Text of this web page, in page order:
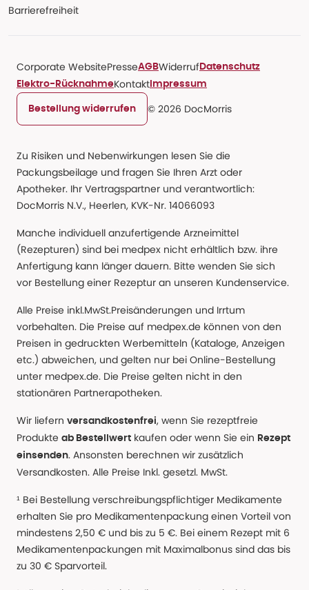
Barrierefreiheit
Corporate WebsitePresseAGBWiderruf Datenschutz
Elektro-RücknahmeKontakt Impressum
Bestellung widerrufen © 2026 DocMorris
Zu Risiken und Nebenwirkungen lesen Sie die
Packungsbeilage und fragen Sie Ihren Arzt oder
Apotheker. Ihr Vertragspartner und verantwortlich:
DocMorris N.V., Heerlen, KVK-Nr. 14066093
Manche individuell anzufertigende Arzneimittel
(Rezepturen) sind bei medpex nicht erhältlich bzw. ihre
Anfertigung kann länger dauern. Bitte wenden Sie sich
vor Bestellung einer Rezeptur an unseren Kundenservice.
Alle Preise inkl.MwSt.Preisänderungen und Irrtum
vorbehalten. Die Preise auf medpex.de können von den
Preisen in gedruckten Werbemitteln (Kataloge, Anzeigen
etc.) abweichen, und gelten nur bei Online-Bestellung
unter medpex.de. Die Preise gelten nicht in den
stationären Partnerapotheken.
Wir liefern versandkostenfrei, wenn Sie rezeptfreie
Produkte ab Bestellwert kaufen oder wenn Sie ein Rezept
einsenden. Ansonsten berechnen wir zusätzlich
Versandkosten. Alle Preise Inkl. gesetzl. MwSt.
¹ Bei Bestellung verschreibungspflichtiger Medikamente
erhalten Sie pro Medikamentenpackung einen Vorteil von
mindestens 2,50 € und bis zu 5 €. Bei einem Rezept mit 6
Medikamentenpackungen mit Maximalbonus sind das bis
zu 30 € Sparvorteil.